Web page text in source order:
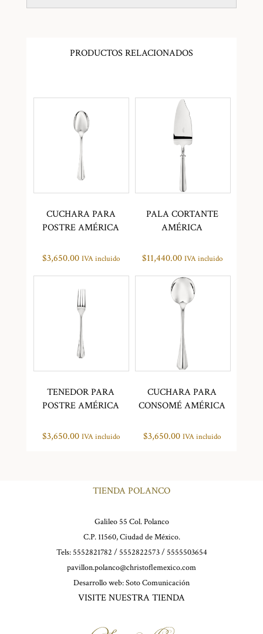
PRODUCTOS RELACIONADOS
CUCHARA PARA
POSTRE AMÉRICA
$3,650.00 IVA incluido
PALA CORTANTE
AMÉRICA
$11,440.00 IVA incluido
TENEDOR PARA
POSTRE AMÉRICA
$3,650.00 IVA incluido
CUCHARA PARA
CONSOMÉ AMÉRICA
$3,650.00 IVA incluido
TIENDA POLANCO
Galileo 55 Col. Polanco
C.P. 11560, Ciudad de México.
Tels: 5552821782 / 5552822573 / 5555503654
pavillon.polanco@christoflemexico.com
Desarrollo web:Soto Comunicación
VISITE NUESTRA TIENDA